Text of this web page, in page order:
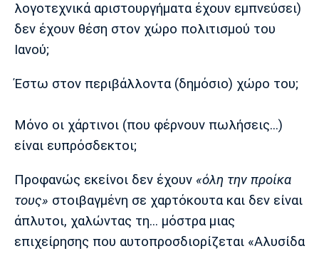
λογοτεχνικά αριστουργήματα έχουν εμπνεύσει)
δεν έχουν θέση στον χώρο πολιτισμού του
Ιανού;
Έστω στον περιβάλλοντα (δημόσιο) χώρο του;
Μόνο οι χάρτινοι (που φέρνουν πωλήσεις...)
είναι ευπρόσδεκτοι;
Προφανώς εκείνοι δεν έχουν «όλη την προίκα
τους» στοιβαγμένη σε χαρτόκουτα και δεν είναι
άπλυτοι, χαλώντας τη... μόστρα μιας
επιχείρησης που αυτοπροσδιορίζεται «Αλυσίδα